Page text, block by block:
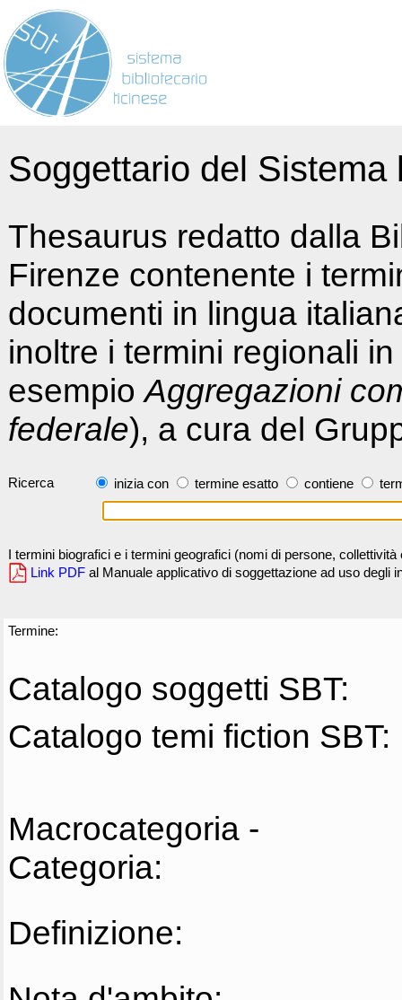
Soggettario del
Thesaurus redatto dalla
Firenze contenente i
documenti in lingua
inoltre i termini regionali
esempioAggregazioni
federale), a cura del
Ricerca inizia con termine esatto contiene
I termini biografici e i termini geografici (nomi di persone,
Link PDF al Manuale applicativo di soggettazione ad uso degli
Termine:
Catalogo soggetti SBT:
Catalogo temi fiction SBT:
Macrocategoria -
Categoria:
Definizione: